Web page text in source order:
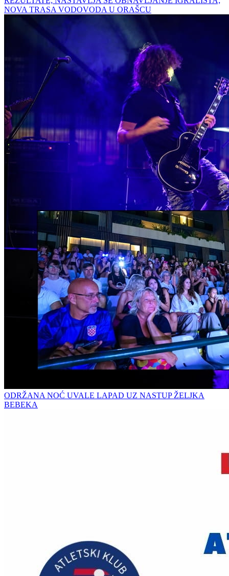
NOVA TRASA VODOVODA U ORAŠCU
ODRŽANA NOĆ UVALE LAPAD UZ NASTUP ŽELJKA
BEBEKA